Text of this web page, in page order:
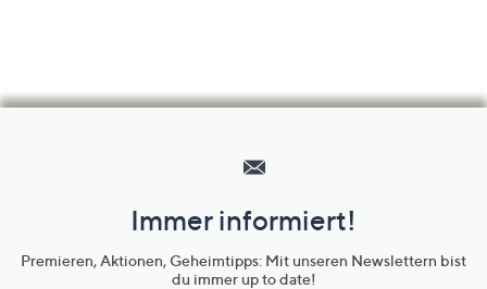
Unternehmensinformationen
Immer informiert!
Premieren, Aktionen, Geheimtipps: Mit unseren Newslettern bist
du immer up to date!